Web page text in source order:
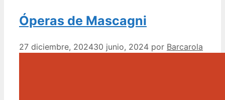
Óperas de Mascagni
27 diciembre, 202430 junio, 2024 por Barcarola